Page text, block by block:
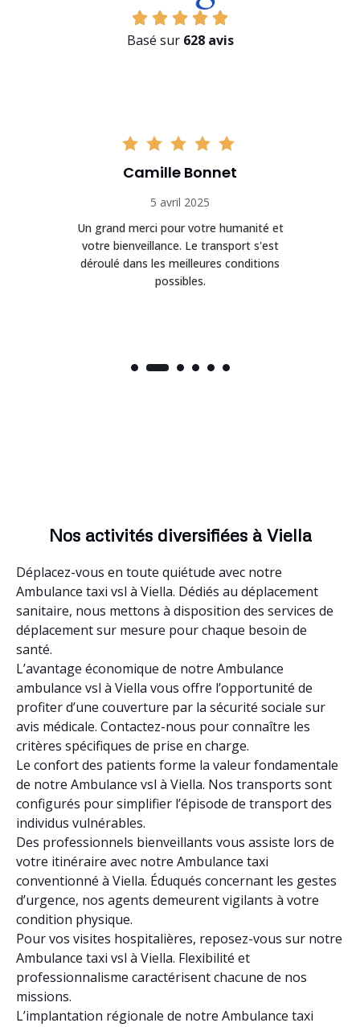
Basé sur 628 avis
Camille Bonnet
5 avril 2025
Un grand merci pour votre humanité et
votre bienveillance. Le transport s'est
déroulé dans les meilleures conditions
possibles.
Nos activités diversifiées à Viella
Déplacez-vous en toute quiétude avec notre
Ambulance taxi vsl à Viella. Dédiés au déplacement
sanitaire, nous mettons à disposition des services de
déplacement sur mesure pour chaque besoin de
santé.
L’avantage économique de notre Ambulance
ambulance vsl à Viella vous offre l’opportunité de
profiter d’une couverture par la sécurité sociale sur
avis médicale. Contactez-nous pour connaître les
critères spécifiques de prise en charge.
Le confort des patients forme la valeur fondamentale
de notre Ambulance vsl à Viella. Nos transports sont
configurés pour simplifier l’épisode de transport des
individus vulnérables.
Des professionnels bienveillants vous assiste lors de
votre itinéraire avec notre Ambulance taxi
conventionné à Viella. Éduqués concernant les gestes
d’urgence, nos agents demeurent vigilants à votre
condition physique.
Pour vos visites hospitalières, reposez-vous sur notre
Ambulance taxi vsl à Viella. Flexibilité et
professionnalisme caractérisent chacune de nos
missions.
L’implantation régionale de notre Ambulance taxi